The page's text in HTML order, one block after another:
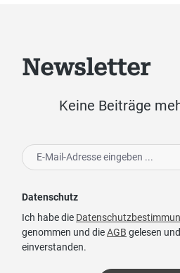
Newsletter
Keine Beiträge
Datenschutz
Ich habe die
genommen und dieAGB gelesen
einverstanden.